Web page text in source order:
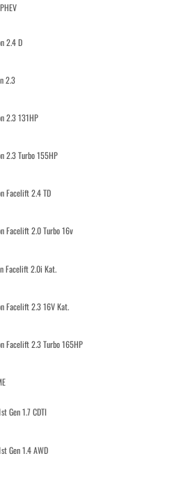
2.4 D
2.3
2.3 131HP
2.3 Turbo 155HP
Facelift 2.4 TD
Facelift 2.0 Turbo 16v
Facelift 2.0i Kat.
Facelift 2.3 16V Kat.
Facelift 2.3 Turbo 165HP
Gen 1.7 CDTI
Gen 1.4 AWD